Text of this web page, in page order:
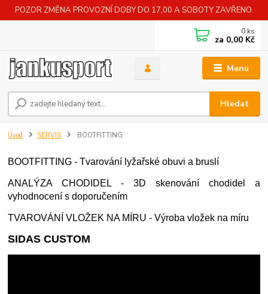
POZOR ZMĚNA PROVOZNÍ DOBY DO 17,00 A SOBOTY ZAVŘENO.
Menu
Hledat
0 ks
za 0,00 Kč
Úvod SERVIS BOOTFITTING
BOOTFITTING - Tvarování lyžařské obuvi a bruslí
ANALÝZA CHODIDEL - 3D skenování chodidel a
vyhodnocení s doporučením
TVAROVÁNÍ VLOŽEK NA MÍRU - Výroba vložek na míru
SIDAS CUSTOM